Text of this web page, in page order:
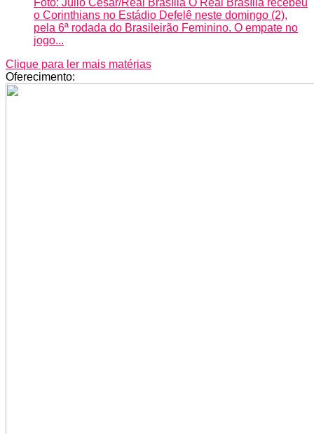
o Corinthians no Estádio Defelê neste domingo (2),
pela 6ª rodada do Brasileirão Feminino. O empate no
jogo...
Clique para ler mais matérias
Oferecimento: